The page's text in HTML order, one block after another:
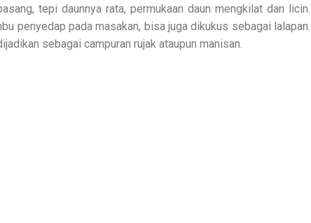
tepi daunnya rata, permukaan daun mengkilat dan licin.
penyedap pada masakan, bisa juga dikukus sebagai lalapan.
sebagai campuran rujak ataupun manisan.